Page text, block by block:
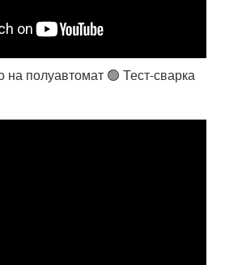
на полуавтомат 🟢 Тест-сварка